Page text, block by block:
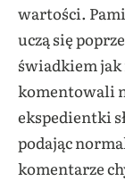
wartości.
uczą się
świadkiem jak
komentowali
ekspedientki
podając
komentarze